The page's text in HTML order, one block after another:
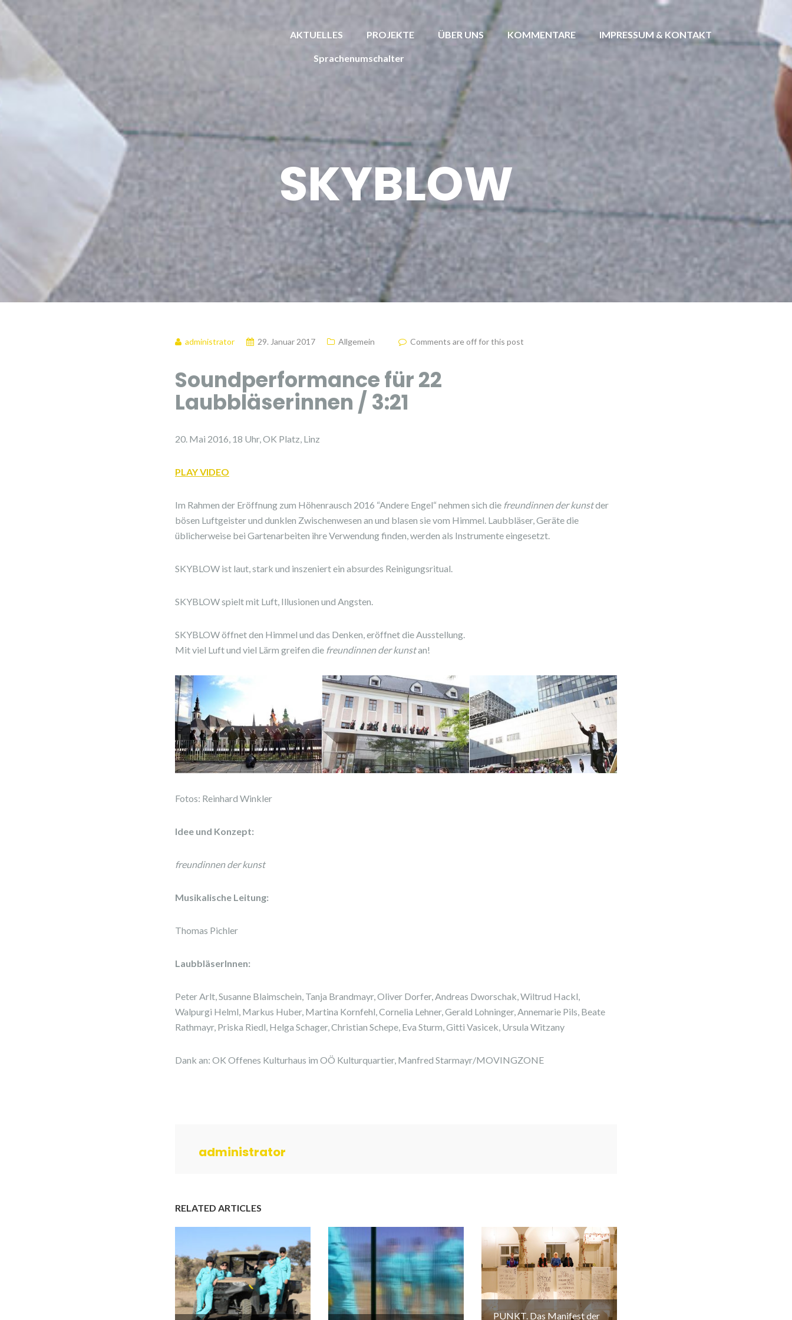
AKTUELLES PROJEKTE ÜBER UNS KOMMENTARE IMPRESSUM & KONTAKT
Sprachenumschalter
SKYBLOW
administrator 29. Januar 2017 Allgemein Comments are off for this post
Soundperformance für 22
Laubbläserinnen / 3:21
20. Mai 2016, 18 Uhr, OK Platz, Linz
PLAY VIDEO
Im Rahmen der Eröffnung zum Höhenrausch 2016 “Andere Engel“ nehmen sich die freundinnen der kunstder
bösen Luftgeister und dunklen Zwischenwesen an und blasen sie vom Himmel. Laubbläser, Geräte die
üblicherweise bei Gartenarbeiten ihre Verwendung finden, werden als Instrumente eingesetzt.
SKYBLOW ist laut, stark und inszeniert ein absurdes Reinigungsritual.
SKYBLOW spielt mit Luft, Illusionen und Angsten.
SKYBLOW öffnet den Himmel und das Denken, eröffnet die Ausstellung.
Mit viel Luft und viel Lärm greifen die freundinnen der kunstan!
Fotos: Reinhard Winkler
Idee und Konzept:
freundinnen der kunst
Musikalische Leitung:
Thomas Pichler
LaubbläserInnen:
Peter Arlt, Susanne Blaimschein, Tanja Brandmayr, Oliver Dorfer, Andreas Dworschak, Wiltrud Hackl,
Walpurgi Helml, Markus Huber, Martina Kornfehl, Cornelia Lehner, Gerald Lohninger, Annemarie Pils, Beate
Rathmayr, Priska Riedl, Helga Schager, Christian Schepe, Eva Sturm, Gitti Vasicek, Ursula Witzany
Dank an: OK Offenes Kulturhaus im OÖ Kulturquartier, Manfred Starmayr/MOVINGZONE
administrator
RELATED ARTICLES
PUNKT. Das Manifest der